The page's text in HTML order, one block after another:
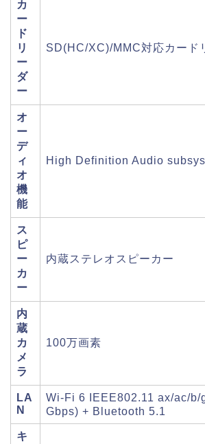
カ
ー
ド
リ
ー
ダ
ー
SD(HC/XC)/MMC対応カード
オ
ー
デ
ィ
オ
機
能
High Definition Audio
ス
ピ
ー
カ
ー
内蔵ステレオスピーカー
内
蔵
カ
メ
ラ
100万画素
LA
N
Wi-Fi 6 IEEE802.11 ax/ac/b/
Gbps) + Bluetooth 5.1
キ